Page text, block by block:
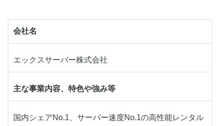
会社名
エックスサーバー株式会社
主な事業内容、特色や強み等
国内シェアNo.1、サーバー速度No.1の高性能レンタル